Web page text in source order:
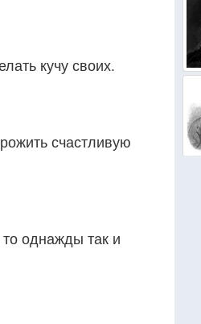
кучу своих.
счастливую
однажды так и